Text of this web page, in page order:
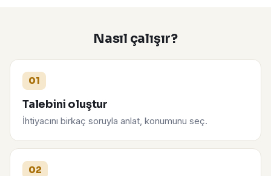
Nasıl çalışır?
01
Talebini oluştur
İhtiyacını birkaç soruyla anlat, konumunu seç.
02